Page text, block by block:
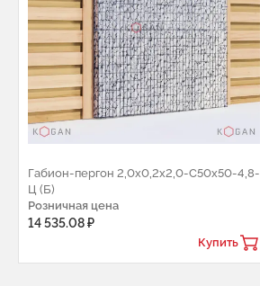
Габион-пергон 2,0х0,2х2,0-С50х50-4,8-
Ц (Б)
Розничная цена
14 535.08 ₽
Купить